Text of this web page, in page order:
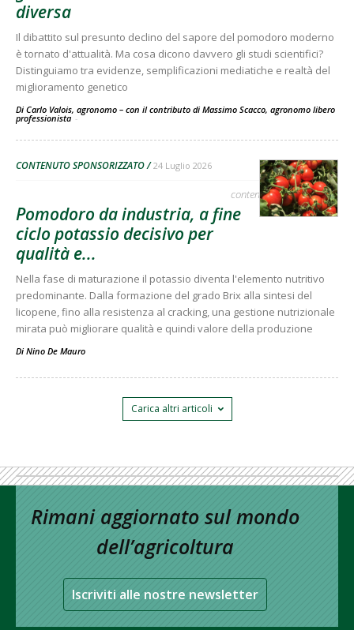
diversa
Il dibattito sul presunto declino del sapore del pomodoro moderno
è tornato d'attualità. Ma cosa dicono davvero gli studi scientifici?
Distinguiamo tra evidenze, semplificazioni mediatiche e realtà del
miglioramento genetico
Di Carlo Valois, agronomo – con il contributo di Massimo Scacco, agronomo libero
professionista -
CONTENUTO SPONSORIZZATO 24 Luglio 2026
contenuto sponsorizzato
Pomodoro da industria, a fine
ciclo potassio decisivo per
qualità e...
Nella fase di maturazione il potassio diventa l'elemento nutritivo
predominante. Dalla formazione del grado Brix alla sintesi del
licopene, fino alla resistenza al cracking, una gestione nutrizionale
mirata può migliorare qualità e quindi valore della produzione
Di Nino De Mauro
Carica altri articoli
Rimani aggiornato sul mondo
dell’agricoltura
Iscriviti alle nostre newsletter